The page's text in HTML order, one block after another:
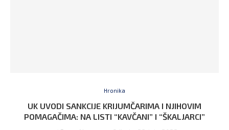
Hronika
UK UVODI SANKCIJE KRIJUMČARIMA I NJIHOVIM
POMAGAČIMA: NA LISTI “KAVČANI” I “ŠKALJARCI”